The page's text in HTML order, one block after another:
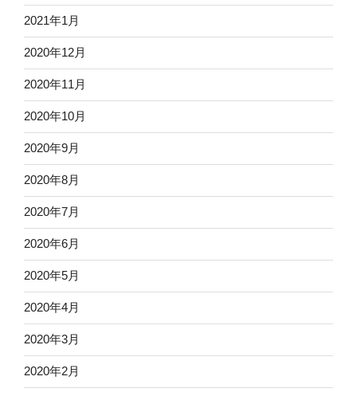
2021年1月
2020年12月
2020年11月
2020年10月
2020年9月
2020年8月
2020年7月
2020年6月
2020年5月
2020年4月
2020年3月
2020年2月